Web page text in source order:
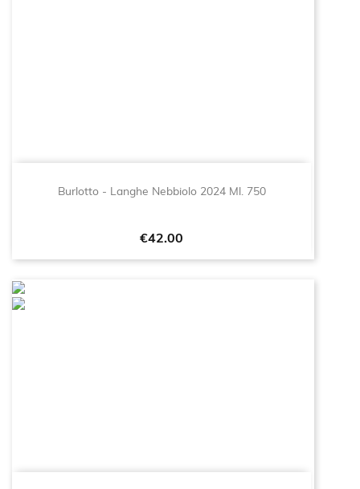
Burlotto - Langhe Nebbiolo 2024 Ml. 750
Price
€42.00